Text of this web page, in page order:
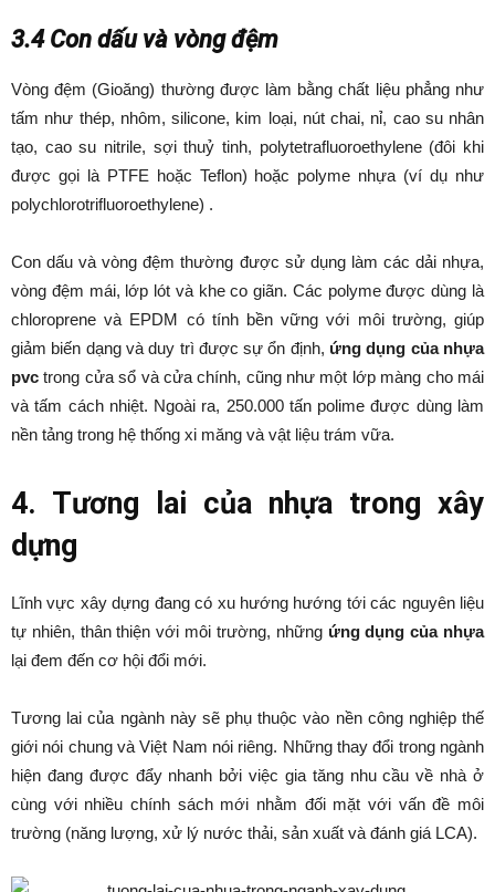
3.4 Con dấu và vòng đệm
Vòng đệm (Gioăng) thường được làm bằng chất liệu phẳng như
tấm như thép, nhôm, silicone, kim loại, nút chai, nỉ, cao su nhân
tạo, cao su nitrile, sợi thuỷ tinh, polytetrafluoroethylene (đôi khi
được gọi là PTFE hoặc Teflon) hoặc polyme nhựa (ví dụ như
polychlorotrifluoroethylene) .
Con dấu và vòng đệm thường được sử dụng làm các dải nhựa,
vòng đệm mái, lớp lót và khe co giãn. Các polyme được dùng là
chloroprene và EPDM có tính bền vững với môi trường, giúp
giảm biến dạng và duy trì được sự ổn định, ứng dụng của nhựa
pvc trong cửa sổ và cửa chính, cũng như một lớp màng cho mái
và tấm cách nhiệt. Ngoài ra, 250.000 tấn polime được dùng làm
nền tảng trong hệ thống xi măng và vật liệu trám vữa.
4. Tương lai của nhựa trong xây
dựng
Lĩnh vực xây dựng đang có xu hướng hướng tới các nguyên liệu
tự nhiên, thân thiện với môi trường, những ứng dụng của nhựa
lại đem đến cơ hội đổi mới.
Tương lai của ngành này sẽ phụ thuộc vào nền công nghiệp thế
giới nói chung và Việt Nam nói riêng. Những thay đổi trong ngành
hiện đang được đẩy nhanh bởi việc gia tăng nhu cầu về nhà ở
cùng với nhiều chính sách mới nhằm đối mặt với vấn đề môi
trường (năng lượng, xử lý nước thải, sản xuất và đánh giá LCA).